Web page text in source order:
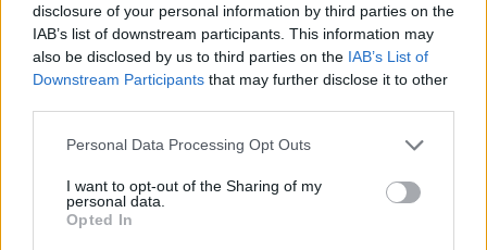
disclosure of your personal information by third parties on the
IAB’s list of downstream participants. This information may
also be disclosed by us to third parties on the IAB’s List of
Downstream Participants that may further disclose it to other
Personal Data Processing Opt Outs
I want to opt-out of the Sharing of my
personal data.
Opted In
2010 8.0
Transformers: Prime
2006
Kekkaishi